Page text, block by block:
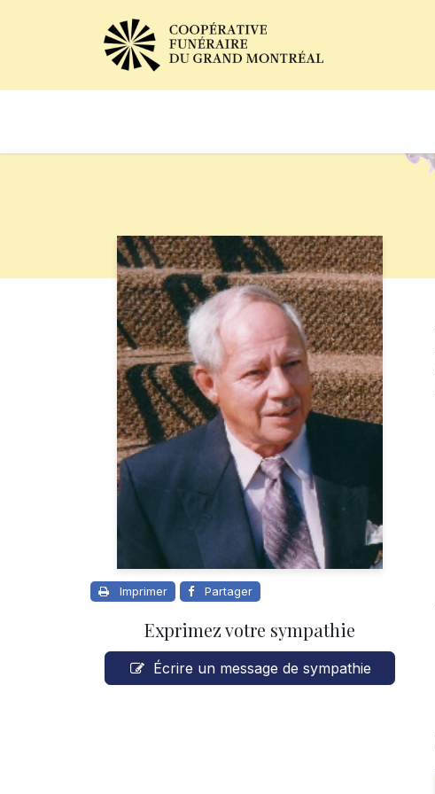
Imprimer Partager
Exprimez votre sympathie
Écrire un message de sympathie